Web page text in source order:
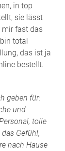
in top
sie lässt
mir fast das
total
das ist ja
bestellt.
geben für:
und
tolle
Gefühl,
nach Hause